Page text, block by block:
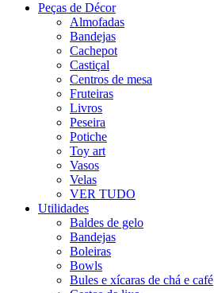
Peças de Décor
Almofadas
Bandejas
Cachepot
Castiçal
Centros de mesa
Fruteiras
Livros
Peseira
Potiche
Toy art
Vasos
Velas
VER TUDO
Utilidades
Baldes de gelo
Bandejas
Boleiras
Bowls
Bules e xícaras de chá e café